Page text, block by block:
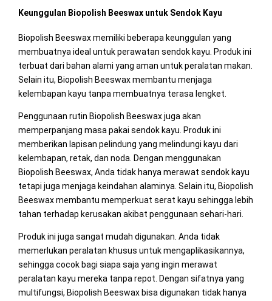
Keunggulan Biopolish Beeswax untuk Sendok Kayu
Biopolish Beeswax memiliki beberapa keunggulan yang
membuatnya ideal untuk perawatan sendok kayu. Produk ini
terbuat dari bahan alami yang aman untuk peralatan makan.
Selain itu, Biopolish Beeswax membantu menjaga
kelembapan kayu tanpa membuatnya terasa lengket.
Penggunaan rutin Biopolish Beeswax juga akan
memperpanjang masa pakai sendok kayu. Produk ini
memberikan lapisan pelindung yang melindungi kayu dari
kelembapan, retak, dan noda. Dengan menggunakan
Biopolish Beeswax, Anda tidak hanya merawat sendok kayu
tetapi juga menjaga keindahan alaminya. Selain itu, Biopolish
Beeswax membantu memperkuat serat kayu sehingga lebih
tahan terhadap kerusakan akibat penggunaan sehari-hari.
Produk ini juga sangat mudah digunakan. Anda tidak
memerlukan peralatan khusus untuk mengaplikasikannya,
sehingga cocok bagi siapa saja yang ingin merawat
peralatan kayu mereka tanpa repot. Dengan sifatnya yang
multifungsi, Biopolish Beeswax bisa digunakan tidak hanya